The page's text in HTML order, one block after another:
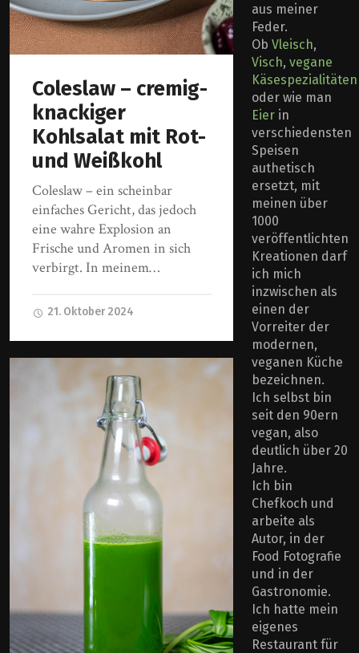
Coleslaw – cremig-
knackiger
Kohlsalat mit Rot-
und Weißkohl
Coleslaw – ein scheinbar
einfaches Gericht, das jedoch
eine wahre Explosion an
Frische und Aromen in sich
verbirgt. In meinem…
21. Oktober 2024
aus meiner
Feder.
Ob Vleisch,
Visch, vegane
Käsespezialitäten
oder wie man
Eierin
verschiedensten
Speisen
authetisch
ersetzt, mit
meinen über
1000
veröffentlichten
Kreationen darf
ich mich
inzwischen als
einen der
Vorreiter der
modernen,
veganen Küche
bezeichnen.
Ich selbst bin
seit den 90ern
vegan, also
deutlich über 20
Jahre.
Ich bin
Chefkoch und
arbeite als
Autor, in der
Food Fotografie
und in der
Gastronomie.
Ich hatte mein
eigenes
Restaurant für